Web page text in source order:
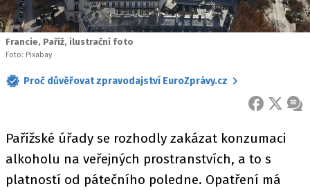
Francie, Paříž, ilustrační foto
Foto: Pixabay
Proč důvěřovat zpravodajství EuroZprávy.cz
FACEBOOK
X
Pařížské úřady se rozhodly zakázat konzumaci
alkoholu na veřejných prostranstvích, a to s
platností od pátečního poledne. Opatření má